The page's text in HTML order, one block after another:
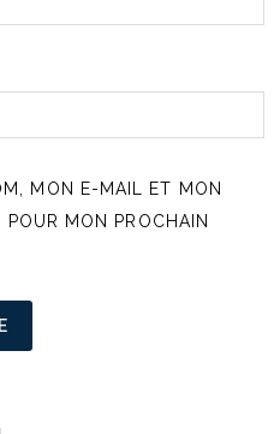
MON E-MAIL ET MON
MON PROCHAIN